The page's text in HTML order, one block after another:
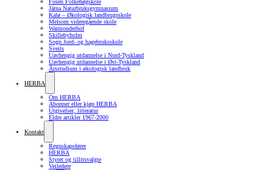
Fosen Folkehøgskole
Järna Naturbruksgymnasium
Kalø – Økologisk landbrugsskole
Melsom videregående skole
Warmonderhof
Skillebyholm
Sogn Jord- og hagebruksskule
Sveits
Uavhengig utdannelse i Nord-Tyskland
Uavhengig utdannelse i Øst-Tyskland
Årsstudium i økologisk landbruk
HERBA
Om HERBA
Abonner eller kjøp HERBA
Utgivelser, litteratur
Eldre artikler 1967-2000
Kontakt
Regnskapsfører
HERBA
Styret og tillitsvalgte
Veiledere